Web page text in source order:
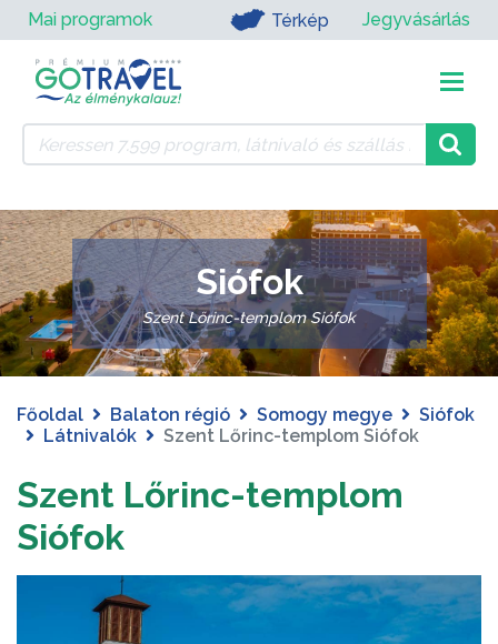
Mai programok Térkép Jegyvásárlás
Siófok
Szent Lőrinc-templom Siófok
Főoldal Balaton régió Somogy megye
Siófok
Látnivalók
Szent Lőrinc-templom Siófok
Szent Lőrinc-templom
Siófok